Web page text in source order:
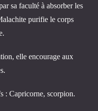
sa faculté à absorber les
purifie le corps
elle encourage aux
: Capricorne, scorpion.